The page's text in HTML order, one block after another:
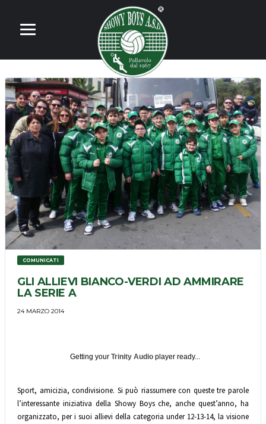
COMUNICATI
GLI ALLIEVI BIANCO-VERDI AD AMMIRARE
LA SERIE A
24 MARZO 2014
Getting your Trinity Audioplayer ready...
Sport, amicizia, condivisione. Si può riassumere con queste tre parole
l’interessante iniziativa della Showy Boys che, anche quest’anno, ha
organizzato, per i suoi allievi della categoria under 12-13-14, la visione